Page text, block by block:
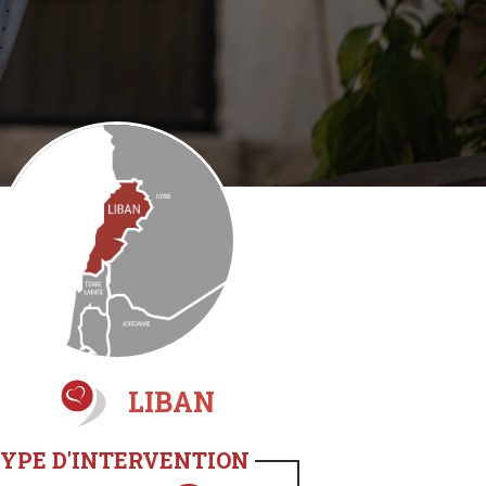
LIBAN
D'INTERVENTION